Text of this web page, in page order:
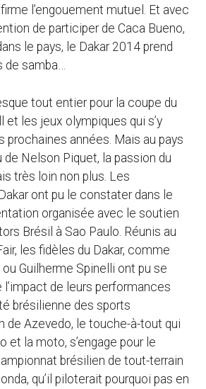
l’engouement mutuel. Et avec
de participer de Caca Bueno,
le pays, le Dakar 2014 prend
de samba…
tout entier pour la coupe du
et les jeux olympiques qui s’y
prochaines années. Mais au pays
de Nelson Piquet, la passion du
très loin non plus. Les
ont pu le constater dans le
organisée avec le soutien
Brésil à Sao Paulo. Réunis au
les fidèles du Dakar, comme
Guilherme Spinelli ont pu se
de leurs performances
brésilienne des sports
de Azevedo, le touche-à-tout qui
et la moto, s’engage pour le
brésilien de tout-terrain
qu’il piloterait pourquoi pas en